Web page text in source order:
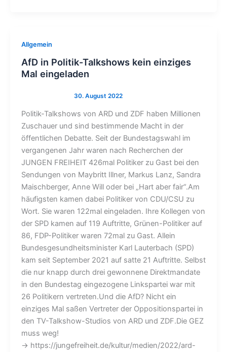
Allgemein
AfD in Politik-Talkshows kein einziges
Mal eingeladen
Politik-Talkshows von ARD und ZDF haben Millionen
Zuschauer und sind bestimmende Macht in der
öffentlichen Debatte. Seit der Bundestagswahl im
vergangenen Jahr waren nach Recherchen der
JUNGEN FREIHEIT 426mal Politiker zu Gast bei den
Sendungen von Maybritt Illner, Markus Lanz, Sandra
Maischberger, Anne Will oder bei „Hart aber fair“.Am
häufigsten kamen dabei Politiker von CDU/CSU zu
Wort. Sie waren 122mal eingeladen. Ihre Kollegen von
der SPD kamen auf 119 Auftritte, Grünen-Politiker auf
86, FDP-Politiker waren 72mal zu Gast. Allein
Bundesgesundheitsminister Karl Lauterbach (SPD)
kam seit September 2021 auf satte 21 Auftritte. Selbst
die nur knapp durch drei gewonnene Direktmandate
in den Bundestag eingezogene Linkspartei war mit
26 Politikern vertreten.Und die AfD? Nicht ein
einziges Mal saßen Vertreter der Oppositionspartei in
den TV-Talkshow-Studios von ARD und ZDF.Die GEZ
muss weg!
→ https://jungefreiheit.de/kultur/medien/2022/ard-